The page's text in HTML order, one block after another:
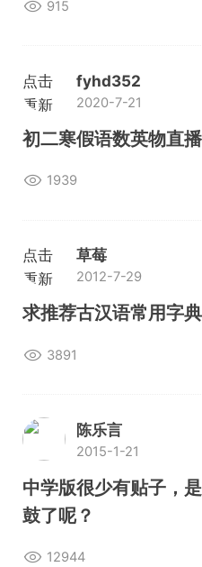
915
点击
重新
加载
fyhd352
2020-7-21
初二寒假语数英物直播
1939
点击
重新
加载
草莓
2012-7-29
求推荐古汉语常用字典
3891
陈乐言
2015-1-21
中学版很少有贴子，
鼓了呢？
12944